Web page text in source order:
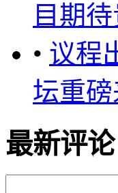
目期
• 议程
坛重
最新评论